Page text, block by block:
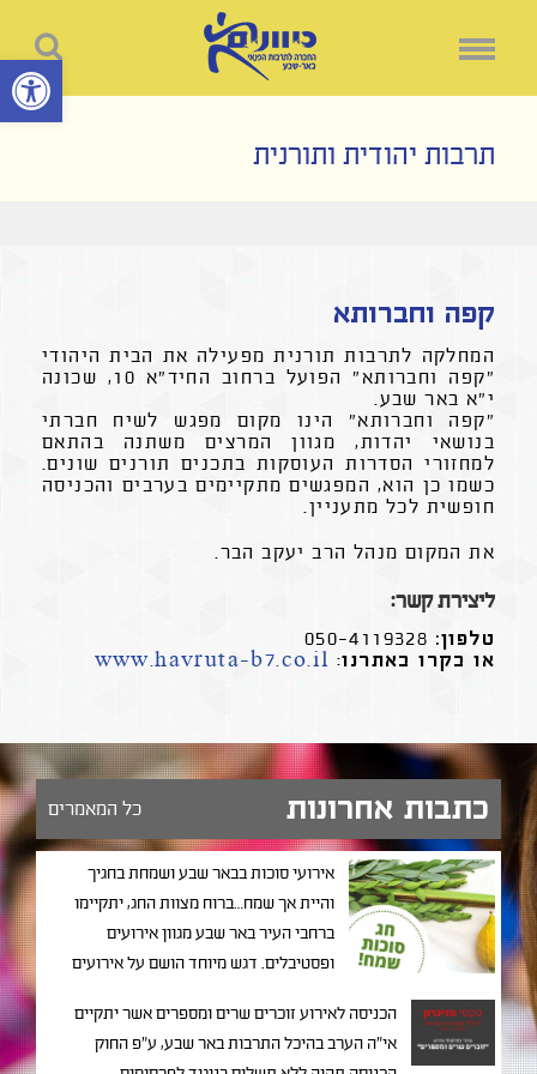
פתח סרגל
תרבות יהודית ותורנית
קפה וחברותא
המחלקה לתרבות תורנית מפעילה את הבית היהודי
"קפה וחברותא" הפועל ברחוב החיד"א 10, שכונה
י"א באר שבע.
"קפה וחברותא" הינו מקום מפגש לשיח חברתי
בנושאי יהדות, מגוון המרצים משתנה בהתאם
למחזורי הסדרות העוסקות בתכנים תורנים שונים.
כשמו כן הוא, המפגשים מתקיימים בערבים והכניסה
חופשית לכל מתעניין.
את המקום מנהל הרב יעקב הבר.
ליצירת קשר:
טלפון:
או בקרו באתרנו:
www.havruta-b7.co.il
כתבות אחרונות כל המאמרים
אירועי סוכות בבאר שבע ושמחת בחגיך
והיית אך שמח…ברוח מצוות החג, יתקיימו
ברחבי העיר באר שבע מגוון אירועים
ופסטיבלים. דגש מיוחד הושם על אירועים
בבאר שבע
>> http://bit.ly/1OpHYlx טעם הנגב
הכניסה לאירוע זוכרים שרים ומספרים אשר יתקיים
אי"ה הערב בהיכל התרבות באר שבע, ע"פ החוק